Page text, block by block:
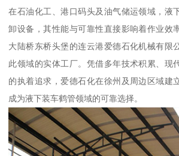
在石油化工、港口码头及油气储运领域，液
卸设备，其性能与可靠性直接影响着作业效
大陆桥东桥头堡的连云港爱德石化机械有限
此领域的实体工厂。凭借多年技术积累、现
的执着追求，爱德石化在徐州及周边区域建
成为液下装车鹤管领域的可靠选择。